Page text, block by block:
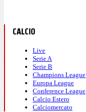
CALCIO
Live
Serie A
Serie B
Champions League
Europa League
Conference League
Calcio Estero
Calciomercato